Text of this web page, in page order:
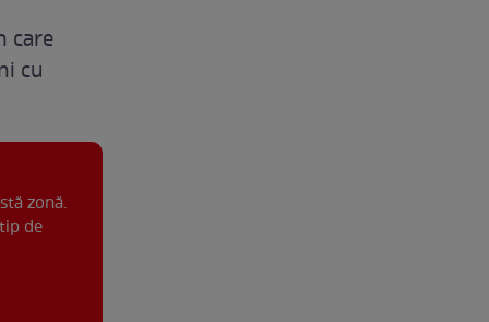
care
cu
zonă.
de